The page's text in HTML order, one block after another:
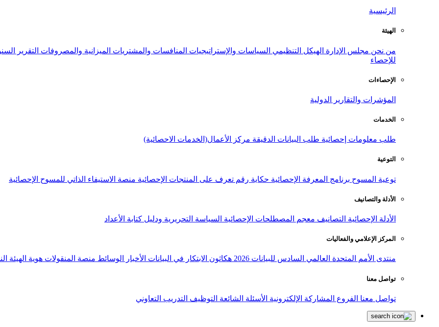
الرئيسية
الهيئة
من نحن مجلس الإدارة الهيكل التنظيمي السياسات والإستراتيجيات المنافسات والمشتريات الميزانية والمصروفات التقرير
للإحصاء
الإحصاءات
المؤشرات والتقارير الدولية
الخدمات
طلب معلومات إحصائية طلب البيانات الدقيقة مركز الأعمال(الخدمات الاحصائية)
التوعية
توعية المسوح برنامج المعرفة الإحصائية حكاية رقم تعرف على المنتجات الإحصائية منصة الاستيفاء الذاتي للمسوح الإحصائية
الأدلة والتصانيف
الأدلة الإحصائية التصانيف معجم المصطلحات الإحصائية السياسة التحريرية ودليل كتابة الأعداد
المركز الإعلامي والفعاليات
منتدى الأمم المتحدة العالمي السادس للبيانات 2026 هكاثون الابتكار في البيانات الأخبار الوسائط منصة المنقولات هوية الهيئة
تواصل معنا
تواصل معنا الفروع المشاركة الإلكترونية الأسئلة الشائعة التوظيف التدريب التعاوني